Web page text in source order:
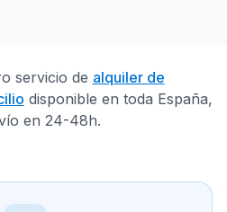
servicio de alquiler de
disponible en toda España,
en 24-48h.